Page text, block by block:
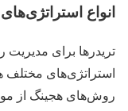
انواع
تریدرها برای
استراتژی‌های مختلف
روش‌های هجینگ از